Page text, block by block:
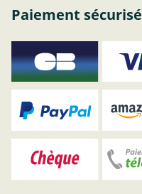
Paiement sécurisé